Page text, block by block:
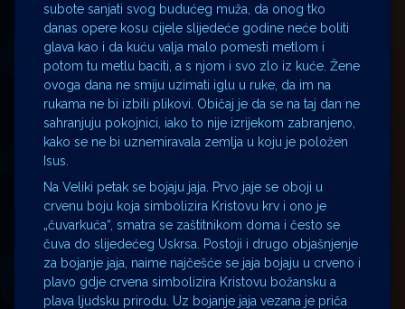
subote sanjati svog budućeg muža, da onog tko
danas opere kosu cijele slijedeće godine neće boliti
glava kao i da kuću valja malo pomesti metlom i
potom tu metlu baciti, a s njom i svo zlo iz kuće. Žene
ovoga dana ne smiju uzimati iglu u ruke, da im na
rukama ne bi izbili plikovi. Običaj je da se na taj dan ne
sahranjuju pokojnici, iako to nije izrijekom zabranjeno,
kako se ne bi uznemiravala zemlja u koju je položen
Isus.
Na Veliki petak se bojaju jaja. Prvo jaje se oboji u
crvenu boju koja simbolizira Kristovu krv i ono je
„čuvarkuća“, smatra se zaštitnikom doma i često se
čuva do slijedećeg Uskrsa. Postoji i drugo objašnjenje
za bojanje jaja, naime najčešće se jaja bojaju u crveno i
plavo gdje crvena simbolizira Kristovu božansku a
plava ljudsku prirodu. Uz bojanje jaja vezana je priča